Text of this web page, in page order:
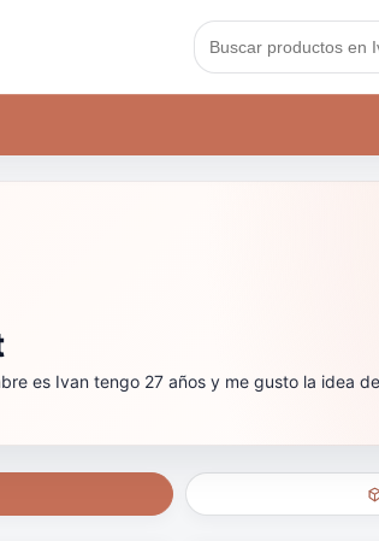
es Ivan tengo 27 años y me gusto la idea